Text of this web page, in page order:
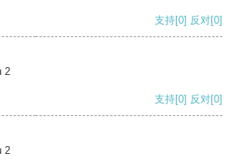
支持[0] 反对[0]
2
支持[0] 反对[0]
2